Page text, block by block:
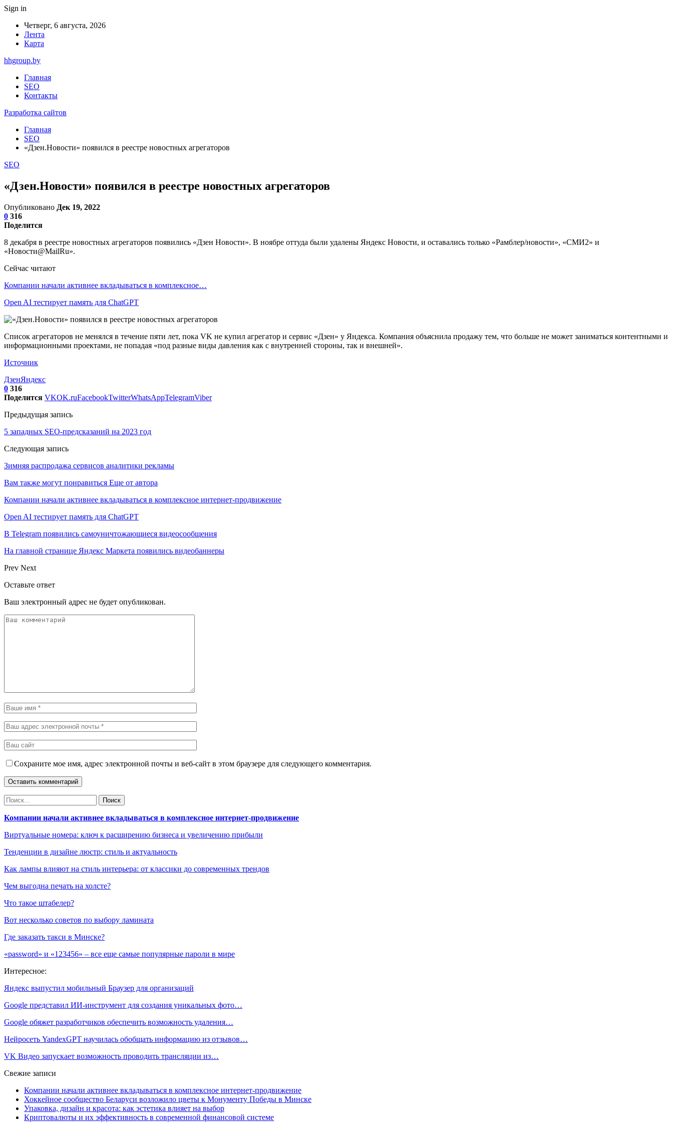
Sign in
Четверг, 6 августа, 2026
Лента
Карта
hhgroup.by
Главная
SEO
Контакты
Разработка сайтов
Главная
SEO
«Дзен.Новости» появился в реестре новостных агрегаторов
SEO
«Дзен.Новости» появился в реестре новостных агрегаторов
Опубликовано Дек 19, 2022
0 316
Поделится
8 декабря в реестре новостных агрегаторов появились «Дзен Новости». В ноябре оттуда были удалены Яндекс Новости, и оставались только «Рамблер/новости», «СМИ2» и
«Новости@MailRu».
Сейчас читают
Компании начали активнее вкладываться в комплексное…
Open AI тестирует память для ChatGPT
Список агрегаторов не менялся в течение пяти лет, пока VK не купил агрегатор и сервис «Дзен» у Яндекса. Компания объяснила продажу тем, что больше не может заниматься контентными и
информационными проектами, не попадая «под разные виды давления как с внутренней стороны, так и внешней».
Источник
ДзенЯндекс
0 316
Поделится VKOK.ruFacebookTwitterWhatsAppTelegramViber
Предыдущая запись
5 западных SEO-предсказаний на 2023 год
Следующая запись
Зимняя распродажа сервисов аналитики рекламы
Вам также могут понравиться Еще от автора
Компании начали активнее вкладываться в комплексное интернет-продвижение
Open AI тестирует память для ChatGPT
В Telegram появились самоуничтожающиеся видеосообщения
На главной странице Яндекс Маркета появились видеобаннеры
Prev Next
Оставьте ответ
Ваш электронный адрес не будет опубликован.
Сохраните мое имя, адрес электронной почты и веб-сайт в этом браузере для следующего комментария.
Компании начали активнее вкладываться в комплексное интернет-продвижение
Виртуальные номера: ключ к расширению бизнеса и увеличению прибыли
Тенденции в дизайне люстр: стиль и актуальность
Как лампы влияют на стиль интерьера: от классики до современных трендов
Чем выгодна печать на холсте?
Что такое штабелер?
Вот несколько советов по выбору ламината
Где заказать такси в Минске?
«password» и «123456» – все еще самые популярные пароли в мире
Интересное:
Яндекс выпустил мобильный Браузер для организаций
Google представил ИИ-инструмент для создания уникальных фото…
Google обяжет разработчиков обеспечить возможность удаления…
Нейросеть YandexGPT научилась обобщать информацию из отзывов…
VK Видео запускает возможность проводить трансляции из…
Свежие записи
Компании начали активнее вкладываться в комплексное интернет-продвижение
Хоккейное сообщество Беларуси возложило цветы к Монументу Победы в Минске
Упаковка, дизайн и красота: как эстетика влияет на выбор
Криптовалюты и их эффективность в современной финансовой системе